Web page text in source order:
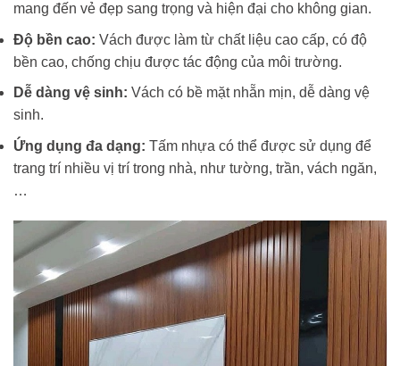
mang đến vẻ đẹp sang trọng và hiện đại cho không gian.
Độ bền cao: Vách được làm từ chất liệu cao cấp, có độ
bền cao, chống chịu được tác động của môi trường.
Dễ dàng vệ sinh: Vách có bề mặt nhẵn mịn, dễ dàng vệ
sinh.
Ứng dụng đa dạng: Tấm nhựa có thể được sử dụng để
trang trí nhiều vị trí trong nhà, như tường, trần, vách ngăn,
…